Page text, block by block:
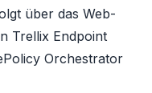
über das Web-
Trellix Endpoint
Orchestrator